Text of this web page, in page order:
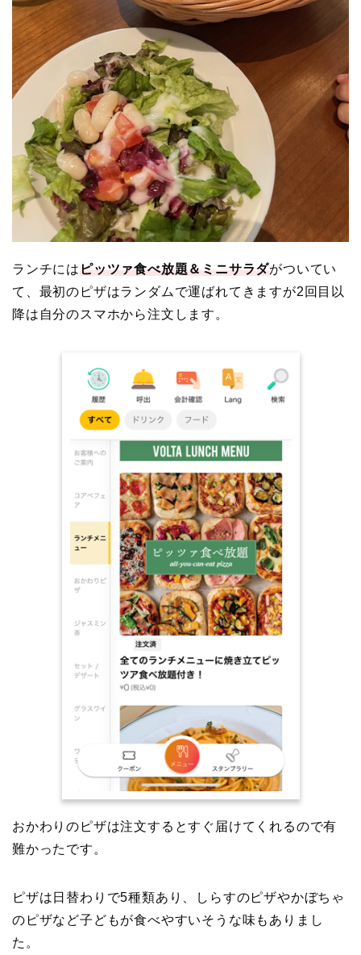
ランチにはピッツァ食べ放題＆ミニサラダがついてい
て、最初のピザはランダムで運ばれてきますが2回目以
降は自分のスマホから注文します。
おかわりのピザは注文するとすぐ届けてくれるので有
難かったです。
ピザは日替わりで5種類あり、しらすのピザやかぼちゃ
のピザなど子どもが食べやすいそうな味もありまし
た。